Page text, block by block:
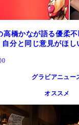
橋かなが語る優柔
分と同じ意見がほし
グラビアニュー
オススメ